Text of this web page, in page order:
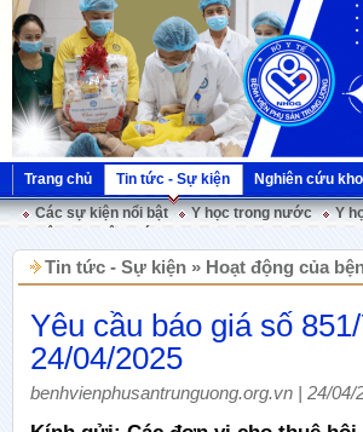
Trang chủ Tin tức - Sự kiện Nghiên cứu
Các sự kiện nổi bật
Y học trong nước Y
Tin tức - Sự kiện » Hoạt động của
Yêu cầu báo giá số
24/04/2025
benhvienphusantrunguong.org.vn | 24/04/